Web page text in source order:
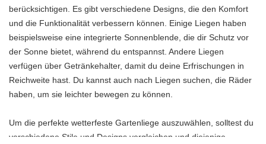
berücksichtigen. Es gibt verschiedene Designs, die den Komfort
und die Funktionalität verbessern können. Einige Liegen haben
beispielsweise eine integrierte Sonnenblende, die dir Schutz vor
der Sonne bietet, während du entspannst. Andere Liegen
verfügen über Getränkehalter, damit du deine Erfrischungen in
Reichweite hast. Du kannst auch nach Liegen suchen, die Räder
haben, um sie leichter bewegen zu können.
Um die perfekte wetterfeste Gartenliege auszuwählen, solltest du
verschiedene Stile und Designs vergleichen und diejenige